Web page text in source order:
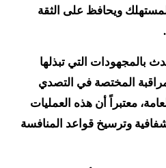
ويحافظ على الثقة
بالمجهودات التي تبذلها
المختصة في التصدي
معتبراً أن هذه العمليات
وترسيخ قواعد المنافسة